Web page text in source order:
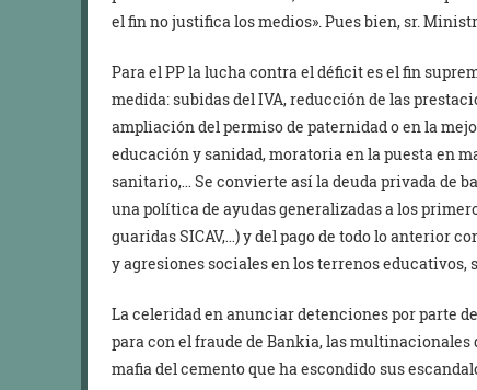
el fin no justifica los medios». Pues bien, sr.
Para el PP la lucha contra el déficit es el fin
medida: subidas del IVA, reducción de las
ampliación del permiso de paternidad o en la
educación y sanidad, moratoria en la puesta en
sanitario,… Se convierte así la deuda privada de
una política de ayudas generalizadas a los
guaridas SICAV,…) y del pago de todo lo anterior
y agresiones sociales en los terrenos educativos,
La celeridad en anunciar detenciones por parte
para con el fraude de Bankia, las multinacionales
mafia del cemento que ha escondido sus